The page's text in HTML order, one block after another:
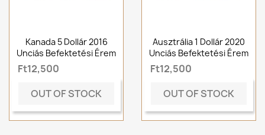
Kanada 5 Dollár 2016
Unciás Befektetési Érem
Ft12,500
OUT OF STOCK
Ausztrália 1 Dollár 2020
Unciás Befektetési Érem
Ft12,500
OUT OF STOCK